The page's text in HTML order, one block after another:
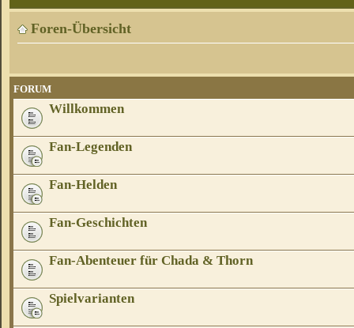
Foren-Übersicht
FORUM
Willkommen
Fan-Legenden
Fan-Helden
Fan-Geschichten
Fan-Abenteuer für Chada & Thorn
Spielvarianten